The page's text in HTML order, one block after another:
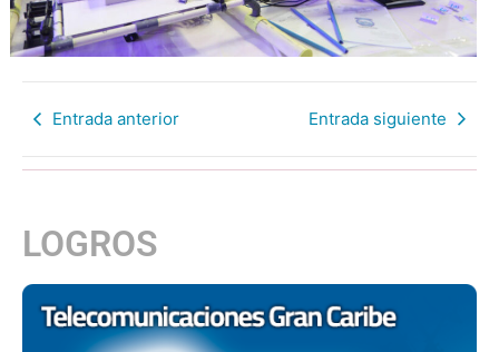
Entrada anterior Entrada siguiente
LOGROS